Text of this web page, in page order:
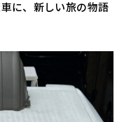
に、新しい旅の物語